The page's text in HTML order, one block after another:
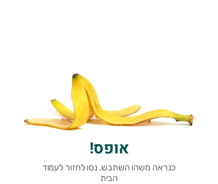
אופס!
כנראה משהו השתבש, נסו לחזור לעמוד
הבית